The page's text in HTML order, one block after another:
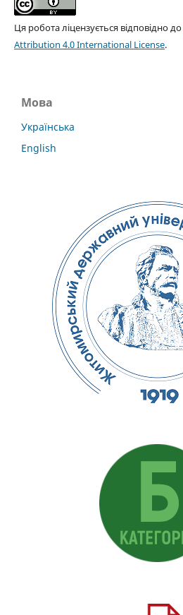
Ця робота ліцензується відповідно до
Attribution 4.0 International License.
Мова
Українська
English